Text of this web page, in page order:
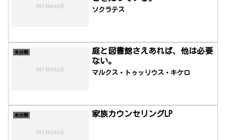
ソクラテス
未分類
庭と図書館さえあれば、他は必要
ない。
マルクス・トゥッリウス・キケロ
未分類 家族カウンセリングLP